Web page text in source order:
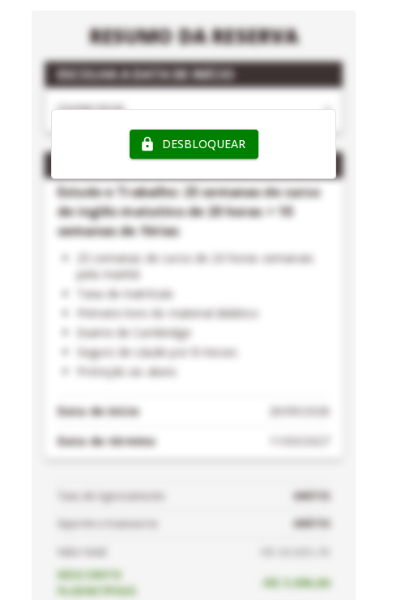
DESBLOQUEAR
RESUMO DA RESERVA
ESCOLHA A DATA DE INÍCIO
- INTERNATIONAL HOUSE DUBLIN
Estudo e Trabalho: 25 semanas de curso
de inglês matutino de 20 horas + 10
semanas de férias
25 semanas de curso de 20 horas semanais
pela manhã
Taxa de matrícula
Primeiro livro do material didático
Exame de Cambridge
Seguro de sáude por 8 meses
Proteção ao aluno
Data de início
20/09/2026
Data de término
Taxa de Agenciamento
GRÁTIS
Suporte e Assessoria
GRÁTIS
Valor total
DESCONTO
FLUENCYPASS
-R$ 5.096,84